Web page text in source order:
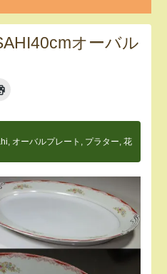
オーバル
オーバルプレート プラター ,花